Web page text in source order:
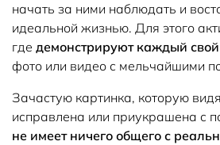
начать за ними наблюдать и
идеальной жизнью. Для этого
где демонстрируют каждый
фото или видео с мельчайшими
Зачастую картинка, которую
исправлена или приукрашена с
не имеет ничего общего с